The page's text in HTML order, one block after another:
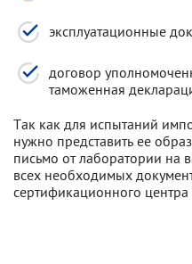
эксплуатационные
договор
таможенная
Так как для испытаний
нужно представить ее
письмо от лаборатории на
всех необходимых
сертификационного центра